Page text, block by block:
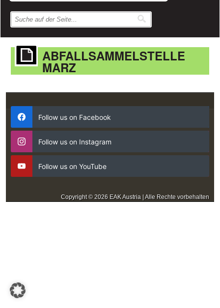
ABFALLSAMMELSTELLE
MARZ
Follow us on Facebook
Follow us on Instagram
Follow us on YouTube
Copyright © 2026 EAK Austria | Alle Rechte vorbehalten